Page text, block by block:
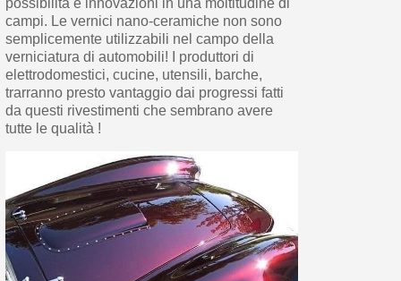
possibilità e innovazioni in una moltitudine di
campi. Le vernici nano-ceramiche non sono
semplicemente utilizzabili nel campo della
verniciatura di automobili! I produttori di
elettrodomestici, cucine, utensili, barche,
trarranno presto vantaggio dai progressi fatti
da questi rivestimenti che sembrano avere
tutte le qualità !